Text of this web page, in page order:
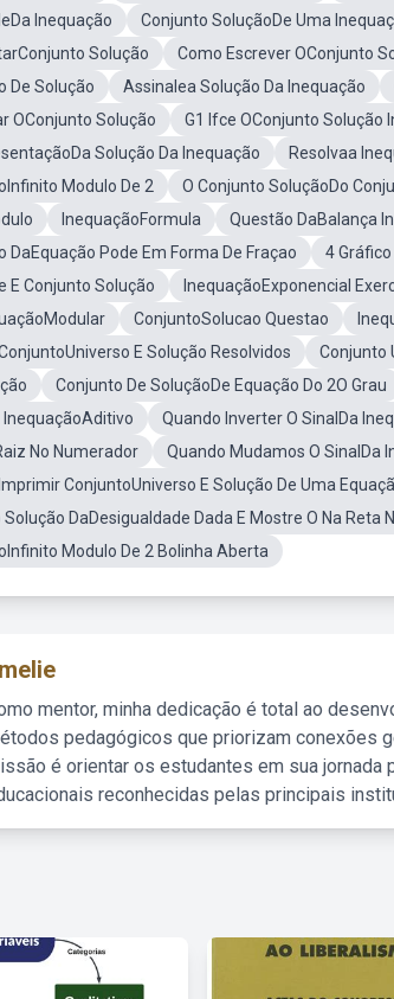
Inequação
Conjunto SoluçãoDe Uma
Solução
Como Escrever OConjunto
De Solução
Assinalea Solução Da Inequação
OConjunto Solução
G1 Ifce OConjunto Solução
Solução Da Inequação
Resolvaa
Modulo De 2
O Conjunto SoluçãoDo
InequaçãoFormula
Questão DaBalança
DaEquação Pode Em Forma De Fraçao
4
E Conjunto Solução
InequaçãoExponencial
ConjuntoSolucao Questao
E Solução Resolvidos
Conjunto
Conjunto De SoluçãoDe Equação Do 2O Grau
InequaçãoAditivo
Quando Inverter O SinalDa
No Numerador
Quando Mudamos O SinalDa
ConjuntoUniverso E Solução De Uma
DaDesigualdade Dada E Mostre O Na Reta
Modulo De 2 Bolinha Aberta
mentor, minha dedicação é total ao
pedagógicos que priorizam conexões
é orientar os estudantes em sua jornada
reconhecidas pelas principais